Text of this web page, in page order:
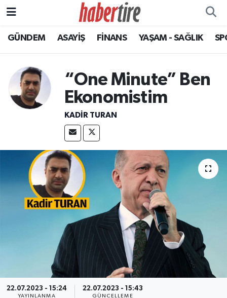
GÜNDEM ASAYİŞ FİNANS YAŞAM - SAĞLIK
“One Minute” Ben
Ekonomistim
KADIR TURAN
22.07.2023 - 15:24
YAYINLANMA
22.07.2023 - 15:43
GÜNCELLEME
Tire Nöbetçi Eczaneler
Tire Trafik Yoğunluk Haritası
Süper Lig Puan Durumu ve Fikstür
Tüm Manşetler
Son Dakika Haberleri
Haber Arşivi